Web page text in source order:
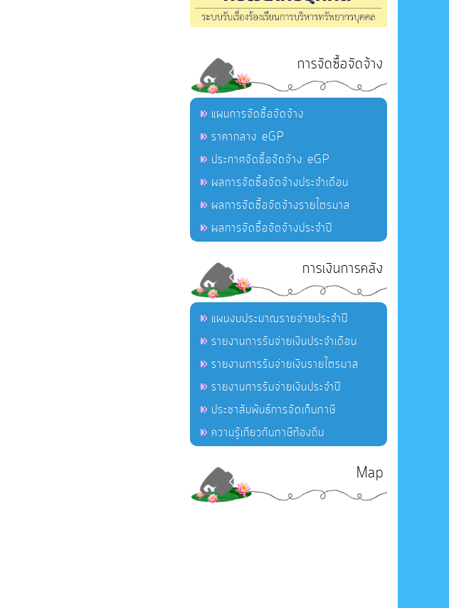
การจัดซื้อจัดจ้าง
แผนการจัดซื้อจัดจ้าง
ราคากลาง eGP
ประกาศจัดซื้อจัดจ้าง eGP
ผลการจัดซื้อจัดจ้างประจำเดือน
ผลการจัดซื้อจัดจ้างรายไตรมาส
ผลการจัดซื้อจัดจ้างประจำปี
การเงินการคลัง
แผนงบประมาณรายจ่ายประจำปี
รายงานการรับจ่ายเงินประจำเดือน
รายงานการรับจ่ายเงินรายไตรมาส
รายงานการรับจ่ายเงินประจำปี
ประชาสัมพันธ์การจัดเก็บภาษี
ความรู้เกี่ยวกับภาษีท้องถิ่น
Map